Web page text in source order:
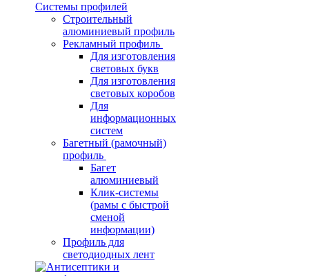
Системы профилей
Строительный
алюминиевый профиль
Рекламный профиль
Для изготовления
световых букв
Для изготовления
световых коробов
Для
информационных
систем
Багетный (рамочный)
профиль
Багет
алюминиевый
Клик-системы
(рамы с быстрой
сменой
информации)
Профиль для
светодиодных лент